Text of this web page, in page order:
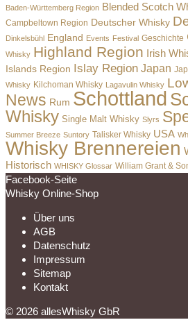
Baden-Württemberg Region Blended Scotch
Campbeltown Region Deutscher Whisky
Dinkelsbühl England Events Festival Geschichte
Whisky Highland Region Irish
Islands Region Islay Region Japan
Whisky Kilchoman Whisky Lagavulin Whisky
News Rum Schottland
Whisky Single Malt Whisky Slyrs
Summer Breeze Suntory Talisker Whisky USA
Whisky Brennereien
Historisch WHISKY Glossar William Grant &
Facebook-Seite
Whisky Online-Shop
Über uns
AGB
Datenschutz
Impressum
Sitemap
Kontakt
© 2026 allesWhisky GbR